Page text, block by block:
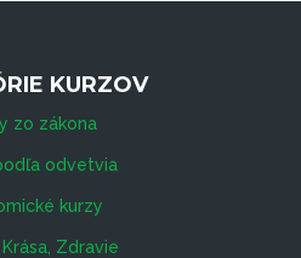
KURZOV
zo zákona
odvetvia
kurzy
Zdravie